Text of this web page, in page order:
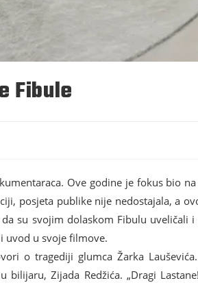
Fibule
Ove godine je fokus bio
posjeta publike nije nedostajala, a
su svojim dolaskom Fibulu uveličali
uvod u svoje filmove.
o tragediji glumca Žarka
Zijada Redžića. „Dragi